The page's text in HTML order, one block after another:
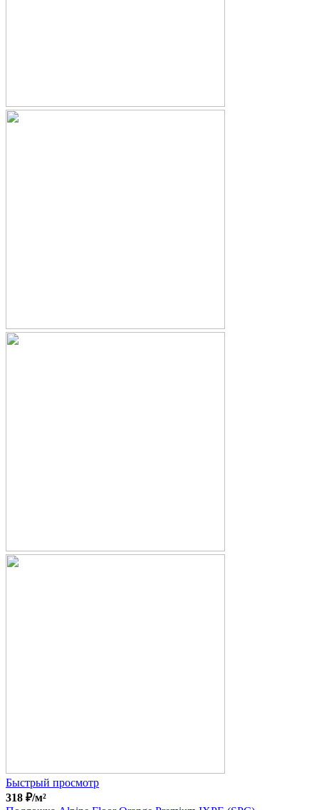
Быстрый просмотр
318 ₽/м²